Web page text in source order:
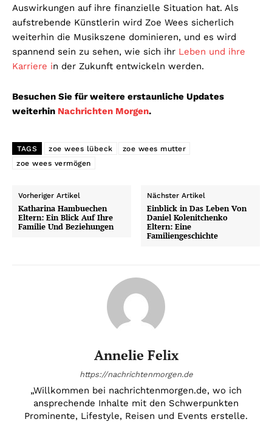
Auswirkungen auf ihre finanzielle Situation hat. Als
aufstrebende Künstlerin wird Zoe Wees sicherlich
weiterhin die Musikszene dominieren, und es wird
spannend sein zu sehen, wie sich ihr Leben und ihre
Karriere in der Zukunft entwickeln werden.
Besuchen Sie für weitere erstaunliche Updates
weiterhin Nachrichten Morgen.
TAGS zoe wees lübeck
zoe wees mutter
zoe wees vermögen
Vorheriger Artikel
Katharina Hambuechen
Eltern: Ein Blick Auf Ihre
Familie Und Beziehungen
Nächster Artikel
Einblick in Das Leben Von
Daniel Kolenitchenko
Eltern: Eine
Familiengeschichte
Annelie Felix
https://nachrichtenmorgen.de
„Willkommen bei nachrichtenmorgen.de, wo ich
ansprechende Inhalte mit den Schwerpunkten
Prominente, Lifestyle, Reisen und Events erstelle.